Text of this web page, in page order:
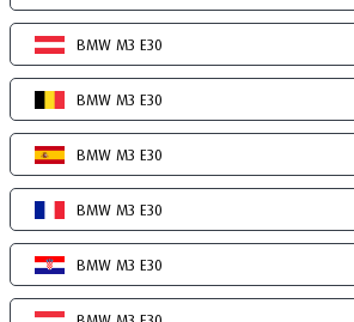
BMW M3 E30
BMW M3 E30
BMW M3 E30
BMW M3 E30
BMW M3 E30